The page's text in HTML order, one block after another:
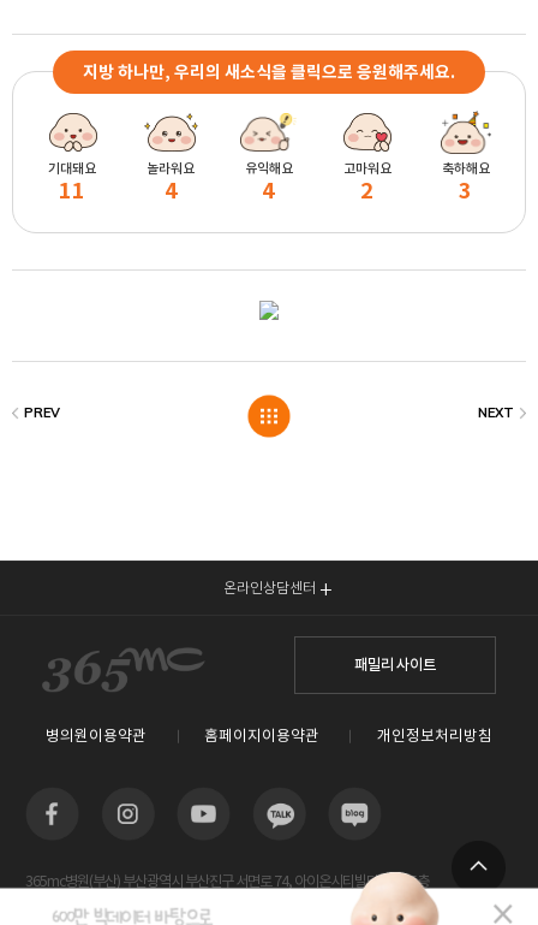
지방 하나만, 우리의 새소식을 클릭으로 응원해주세요.
기대돼요
11
놀라워요
4
유익해요
4
고마워요
2
축하해요
3
TOP
온라인상담센터
패밀리 사이트
병의원이용약관 홈페이지이용약관 개인정보처리방침
365mc병원(부산) 부산광역시 부산진구 서면로 74, 아이온시티빌딩 13~15층
사업자등록번호 : 605-26-86822 / 박윤찬, 김남철 / 대표전화번호 / 1577-3653